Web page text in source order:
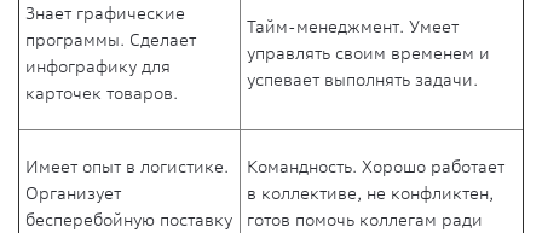
Знает графические
программы. Сделает
инфографику для
карточек товаров.
Тайм-менеджмент. Умеет
управлять своим временем и
успевает выполнять задачи.
Имеет опыт в логистике.
Организует
бесперебойную поставку
Командность. Хорошо работает
в коллективе, не конфликтен,
готов помочь коллегам ради